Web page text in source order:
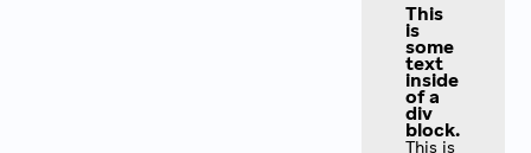
This
is
some
text
inside
of a
div
block.
This is